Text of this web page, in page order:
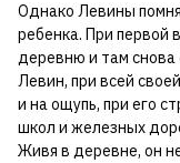
Однако Левины
ребенка. При первой
деревню и там снова
Левин, при всей
и на ощупь, при его
школ и железных
Живя в деревне, он